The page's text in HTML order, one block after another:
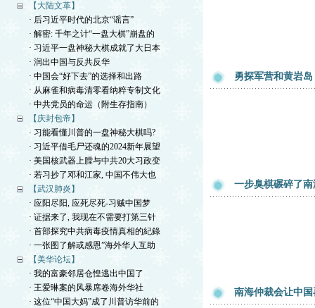
【大陆文革】
· 后习近平时代的北京“谣言”
· 解密: 千年之计“一盘大棋”崩盘的
· 习近平一盘神秘大棋成就了大日本
· 润出中国与反共反华
· 中国会“好下去”的选择和出路
· 从麻雀和病毒清零看纳粹专制文化
· 中共党员的命运（附生存指南）
【庆封包帝】
· 习能看懂川普的一盘神秘大棋吗?
· 习近平借毛尸还魂的2024新年展望
· 美国核武器上膛与中共20大习政变
· 若习抄了邓和江家, 中国不伟大也
【武汉肺炎】
· 应阳尽阳, 应死尽死-习贼中国梦
· 证据来了, 我现在不需要打第三针
· 首部探究中共病毒疫情真相的紀錄
· 一张图了解或感恩”海外华人互助
【美华论坛】
· 我的富豪邻居仓惶逃出中国了
· 王爱琳案的风暴席卷海外华社
· 这位“中国大妈”成了川普访华前的
勇探军营和黄岩
一步臭棋碾碎了
南海仲裁会让中